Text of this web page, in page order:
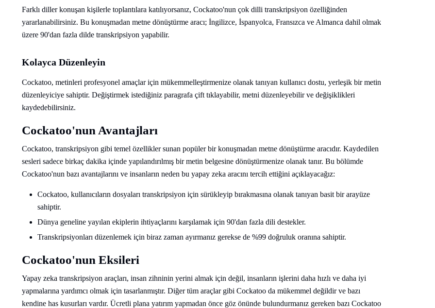
Farklı diller konuşan kişilerle toplantılara katılıyorsanız, Cockatoo'nun çok dilli transkripsiyon özelliğinden
yararlanabilirsiniz. Bu konuşmadan metne dönüştürme aracı; İngilizce, İspanyolca, Fransızca ve Almanca dahil olmak
üzere 90'dan fazla dilde transkripsiyon yapabilir.
Kolayca Düzenleyin
Cockatoo, metinleri profesyonel amaçlar için mükemmelleştirmenize olanak tanıyan kullanıcı dostu, yerleşik bir metin
düzenleyiciye sahiptir. Değiştirmek istediğiniz paragrafa çift tıklayabilir, metni düzenleyebilir ve değişiklikleri
kaydedebilirsiniz.
Cockatoo'nun Avantajları
Cockatoo, transkripsiyon gibi temel özellikler sunan popüler bir konuşmadan metne dönüştürme aracıdır. Kaydedilen
sesleri sadece birkaç dakika içinde yapılandırılmış bir metin belgesine dönüştürmenize olanak tanır. Bu bölümde
Cockatoo'nun bazı avantajlarını ve insanların neden bu yapay zeka aracını tercih ettiğini açıklayacağız:
Cockatoo, kullanıcıların dosyaları transkripsiyon için sürükleyip bırakmasına olanak tanıyan basit bir arayüze
sahiptir.
Dünya geneline yayılan ekiplerin ihtiyaçlarını karşılamak için 90'dan fazla dili destekler.
Transkripsiyonları düzenlemek için biraz zaman ayırmanız gerekse de %99 doğruluk oranına sahiptir.
Cockatoo'nun Eksileri
Yapay zeka transkripsiyon araçları, insan zihninin yerini almak için değil, insanların işlerini daha hızlı ve daha iyi
yapmalarına yardımcı olmak için tasarlanmıştır. Diğer tüm araçlar gibi Cockatoo da mükemmel değildir ve bazı
kendine has kusurları vardır. Ücretli plana yatırım yapmadan önce göz önünde bulundurmanız gereken bazı Cockatoo